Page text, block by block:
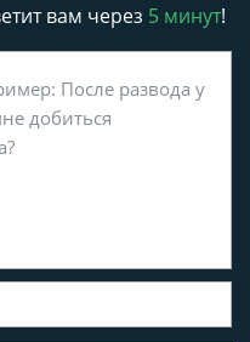
вам через 5 минут!